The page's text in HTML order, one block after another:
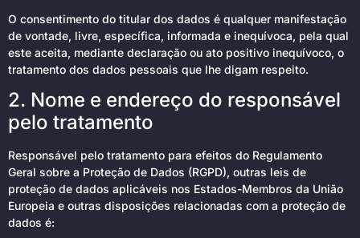
O consentimento do titular dos dados é qualquer manifestação
de vontade, livre, específica, informada e inequívoca, pela qual
este aceita, mediante declaração ou ato positivo inequívoco, o
tratamento dos dados pessoais que lhe digam respeito.
2. Nome e endereço do responsável
pelo tratamento
Responsável pelo tratamento para efeitos do Regulamento
Geral sobre a Proteção de Dados (RGPD), outras leis de
proteção de dados aplicáveis nos Estados-Membros da União
Europeia e outras disposições relacionadas com a proteção de
dados é: